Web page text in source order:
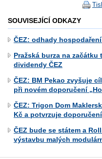
SOUVISEJÍCÍ ODKAZY
ČEZ: odhady hospodaření
Pražská burza na
dividendy ČEZ
ČEZ: BM Pekao zvyšuje
při novém doporučení
ČEZ: Trigon Dom
Kč a potvrzuje
ČEZ bude se státem a
výstavbu malých